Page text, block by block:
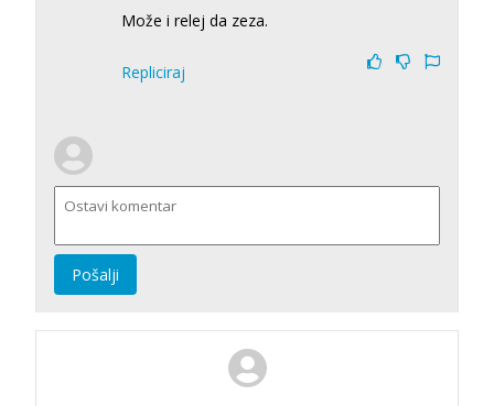
Može i relej da zeza.
Repliciraj
Pošalji